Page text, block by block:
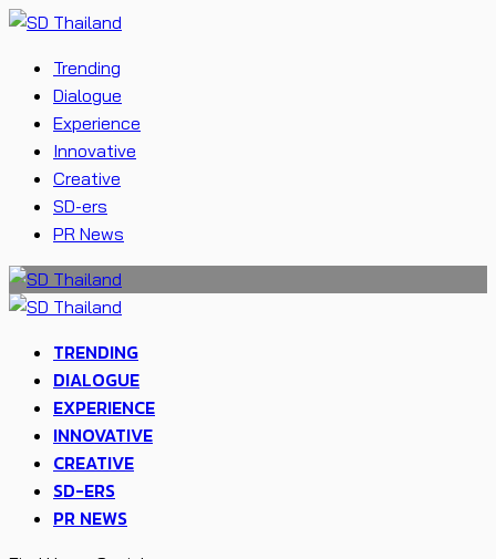
Trending
Dialogue
Experience
Innovative
Creative
SD-ers
PR News
TRENDING
DIALOGUE
EXPERIENCE
INNOVATIVE
CREATIVE
SD-ERS
PR NEWS